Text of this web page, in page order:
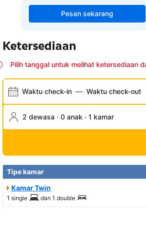
Pesan sekarang
Ketersediaan
Pilih tanggal untuk melihat ketersediaan
Waktu check-in — Waktu check-out
2 dewasa · 0 anak · 1 kamar
Tipe kamar
Kamar Twin
1 single dan 1 double